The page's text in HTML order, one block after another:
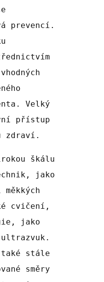
prevencí.
Velký
přístup
zdraví.
škálu
jako
cvičení,
jako
stále
směry